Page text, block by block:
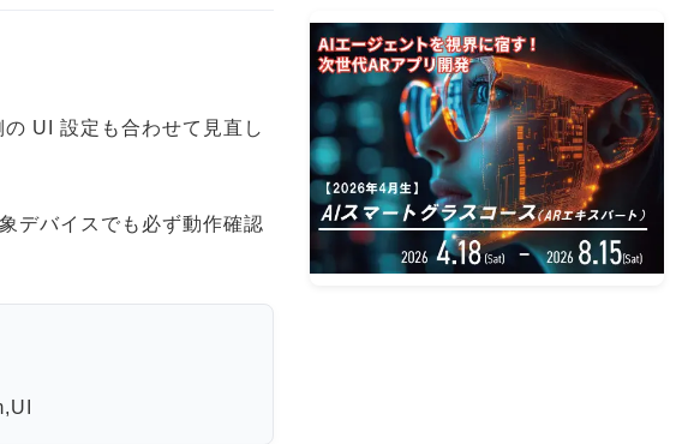
UI 設定も合わせて見直し
デバイスでも必ず動作確認